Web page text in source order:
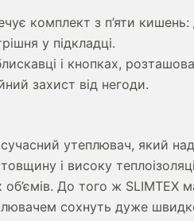
комплект з п’яти
у підкладці.
і кнопках,
захист від негоди.
утеплювач, який
товщину і високу
До того ж
сохнуть дуже